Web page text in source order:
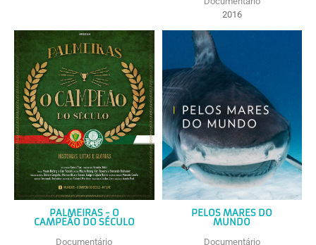
2016
PALMEIRAS - O
CAMPEÃO DO SÉCULO
Documentário
PELOS MARES DO
MUNDO
Documentário